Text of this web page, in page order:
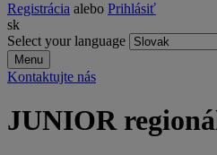
Registrácia alebo Prihlásiť
sk
Select your language
Menu
Kontaktujte nás
JUNIOR